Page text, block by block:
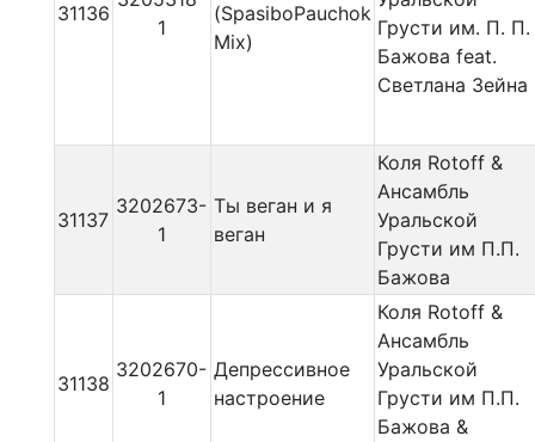
31136
1
(SpasiboPauchok
Mix)
Грусти им. П. П.
Бажова feat.
Светлана Зейна
31137
3202673-
1
Ты веган и я
веган
Коля Rotoff &
Ансамбль
Уральской
Грусти им П.П.
Бажова
31138
3202670-
1
Депрессивное
настроение
Коля Rotoff &
Ансамбль
Уральской
Грусти им П.П.
Бажова &